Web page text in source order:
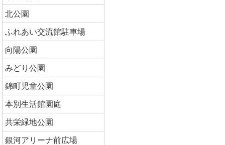
北公園
ふれあい交流館駐車場
向陽公園
みどり公園
錦町児童公園
本別生活館園庭
共栄緑地公園
銀河アリーナ前広場